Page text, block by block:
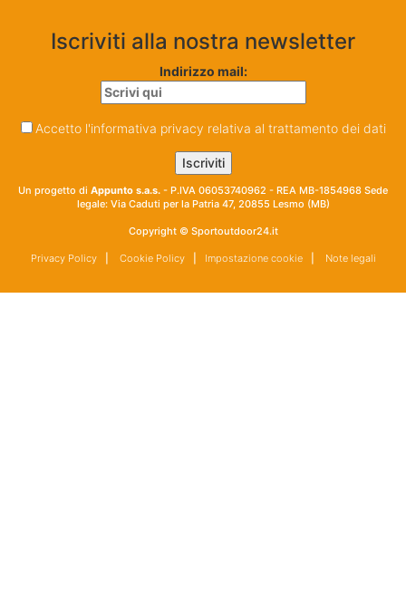
Iscriviti alla nostra newsletter
Indirizzo mail:
Accetto l'informativa privacy relativa al trattamento dei dati
Un progetto di Appunto s.a.s. - P.IVA 06053740962 - REA MB-1854968 Sede
legale: Via Caduti per la Patria 47, 20855 Lesmo (MB)
Copyright © Sportoutdoor24.it
Privacy Policy| Cookie Policy| Impostazione cookie| Note legali